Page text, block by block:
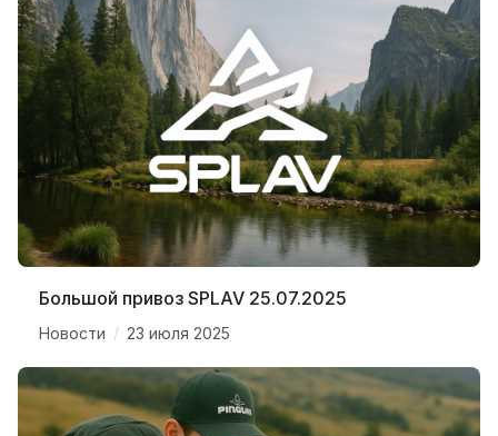
Большой привоз SPLAV 25.07.2025
Новости / 23 июля 2025